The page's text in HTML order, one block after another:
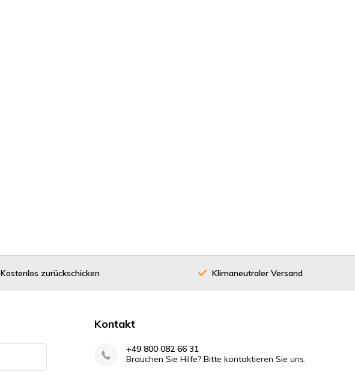
Kostenlos zurückschicken Klimaneutraler Versand
Kontakt
+49 800 082 66 31
Brauchen Sie Hilfe? Bitte kontaktieren Sie uns.